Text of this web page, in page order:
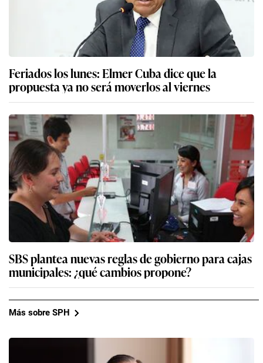
Feriados los lunes: Elmer Cuba dice que la
propuesta ya no será moverlos al viernes
SBS plantea nuevas reglas de gobierno para cajas
municipales: ¿qué cambios propone?
Más sobre SPH